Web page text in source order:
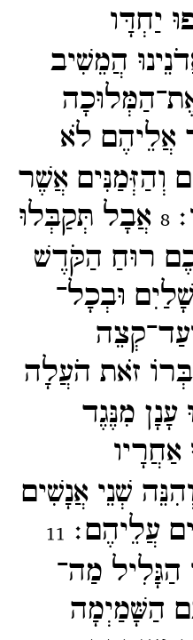
יַחְדָּו
הֲמֵשִׁיב
אֲלֵיהֶם לֹא
וְהַזְּמַנִּים אֲשֶׁר
8 אֲבָל תְּקַבְּלוּ
רוּחַ הַקֹּדֶשׁ
וּבְכָל־​
זֹאת הֹעֲלָה
מִנֶּגֶד
אַחֲרָיו
שְׁנֵי אֲנָשִׁים
עֲלֵיהֶם׃ 11
הַגָּלִיל מַה־​
הַשָּׁמַיְמָה